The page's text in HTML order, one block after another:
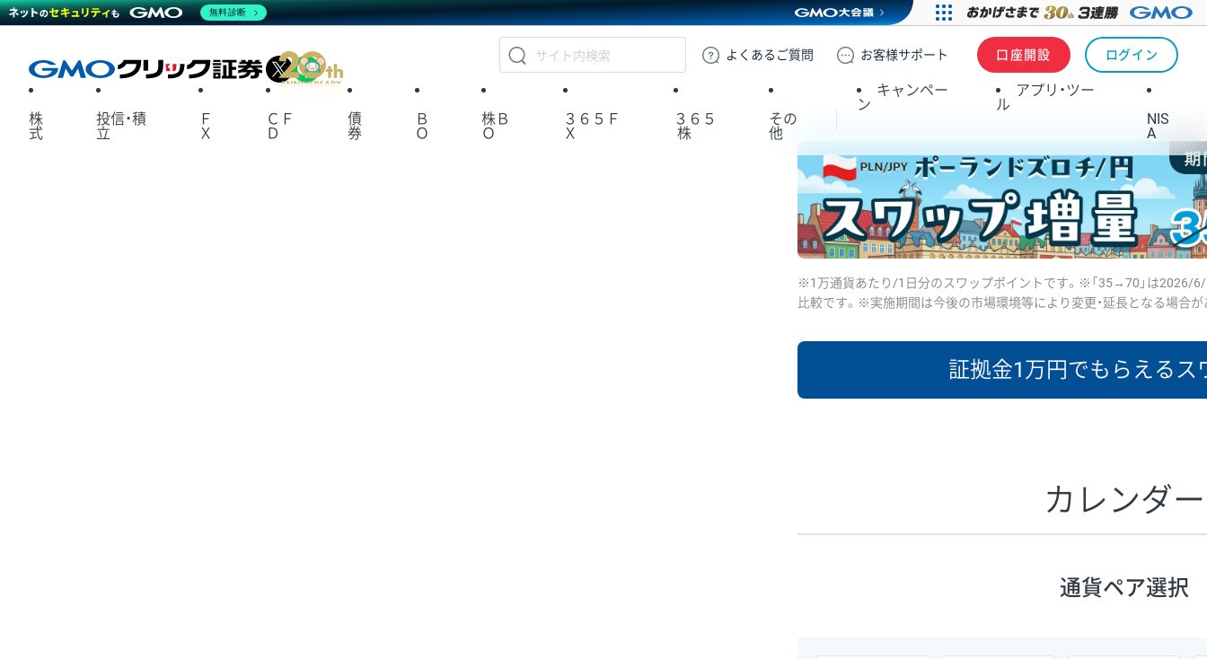
GMOクリック証券
よくある ご質問 お客様サポート 口座開設 ログイン
X
株
式
投信・積
立
Ｆ
Ｘ
ＣＦ
Ｄ
債
券
Ｂ
Ｏ
株Ｂ
Ｏ
３６５Ｆ
Ｘ
３６５
株
その
他
キャンペー
ン
アプリ・ツー
ル
NIS
A
※1万通貨あたり/1日分のスワップポイントです。※「35→70」は2026/6/
比較です。※実施期間は今後の市場環境等により変更・延長となる場合が
証拠金1万円でもらえるス
あたりの
ポイント
カレンダー
通貨ペア選択
無料診断